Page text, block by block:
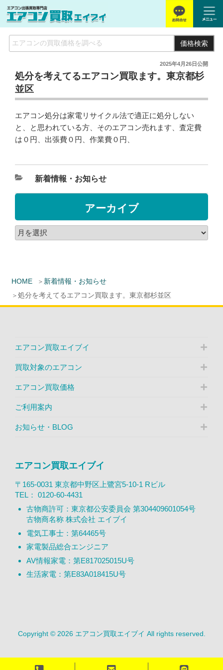
価格検索
HOME
新着情報・お知らせ
処分を考えてるエアコン買取ます。東京都杉並区
2025年4月26日公開
処分を考えてるエアコン買取ます。東京都杉
並区
エアコン処分は家電リサイクル法で適正に処分しない
と、と思われている方、そのエアコン売れます、査定費
は０円、出張費０円、作業費０円、
新着情報・お知らせ
アーカイブ
エアコン買取エイブイ
買取対象のエアコン
エアコン買取価格
ご利用案内
お知らせ・BLOG
エアコン買取エイブイ
〒165-0031 東京都中野区上鷺宮5-10-1 Rビル
TEL： 0120-60-4431
古物商許可：東京都公安委員会 第304409601054号
古物商名称 株式会社 エイブイ
電気工事士：第64465号
家電製品総合エンジニア
AV情報家電：第E817025015U号
生活家電：第E83A018415U号
Copyright © 2026 エアコン買取エイブイ All rights reserved.